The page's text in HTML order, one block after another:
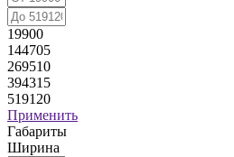
19900
144705
269510
394315
519120
Применить
Габариты
Ширина